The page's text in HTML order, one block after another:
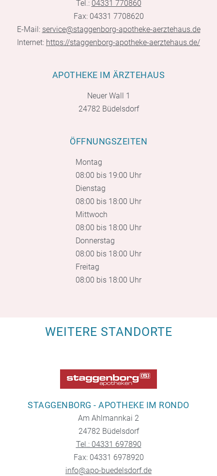
Tel.: 04331 770860
Fax: 04331 7708620
E-Mail: service@staggenborg-apotheke-aerztehaus.de
Internet: https://staggenborg-apotheke-aerztehaus.de/
APOTHEKE IM ÄRZTEHAUS
Neuer Wall 1
24782 Büdelsdorf
ÖFFNUNGSZEITEN
Montag
08:00 bis 19:00 Uhr
Dienstag
08:00 bis 18:00 Uhr
Mittwoch
08:00 bis 18:00 Uhr
Donnerstag
08:00 bis 18:00 Uhr
Freitag
08:00 bis 18:00 Uhr
WEITERE STANDORTE
STAGGENBORG - APOTHEKE IM RONDO
Am Ahlmannkai 2
24782 Büdelsdorf
Tel.: 04331 697890
Fax: 04331 6978920
info@apo-buedelsdorf.de